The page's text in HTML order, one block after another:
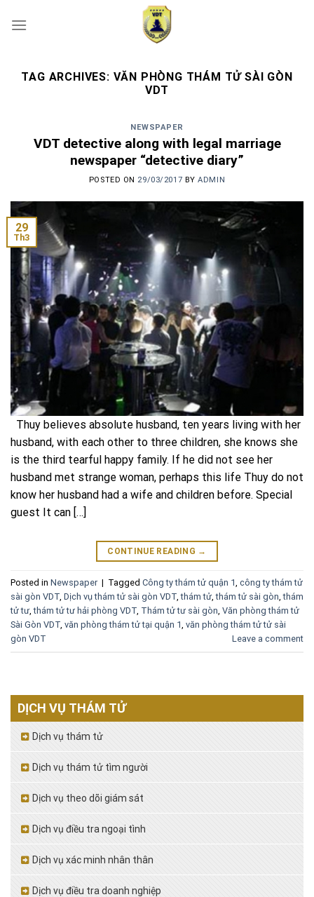
TAG ARCHIVES: VĂN PHÒNG THÁM TỬ SÀI GÒN
VDT
NEWSPAPER
VDT detective along with legal marriage
newspaper “detective diary”
POSTED ON 29/03/2017 BYADMIN
29
Th3
Thuy believes absolute husband, ten years living with her
husband, with each other to three children, she knows she
is the third tearful happy family. If he did not see her
husband met strange woman, perhaps this life Thuy do not
know her husband had a wife and children before. Special
guest It can […]
CONTINUE READING →
Posted in Newspaper | Tagged Công ty thám tử quận 1 công ty thám tử
sài gòn VDT Dịch vụ thám tử sài gòn VDT ,thám tử ,thám tử sài gòn ,thám
tử tư ,thám tử tư hải phòng VDT Thám tử tư sài gòn Văn phòng thám tử
Sài Gòn VDT văn phòng thám tử tại quận 1 văn phòng thám tử tử sài
gòn VDT
Leave a comment
DỊCH VỤ THÁM TỬ
Dịch vụ thám tử
Dịch vụ thám tử tìm người
Dịch vụ theo dõi giám sát
Dịch vụ điều tra ngoại tình
Dịch vụ xác minh nhân thân
Dịch vụ điều tra doanh nghiệp